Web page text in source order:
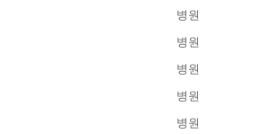
병원
병원
병원
병원
병원